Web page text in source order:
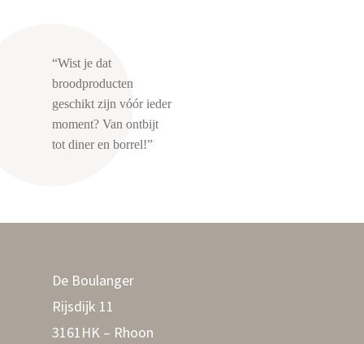
“Wist je dat
broodproducten
geschikt zijn vóór ieder
moment? Van ontbijt
tot diner en borrel!”
De Boulanger
Rijsdijk 11
3161HK – Rhoon